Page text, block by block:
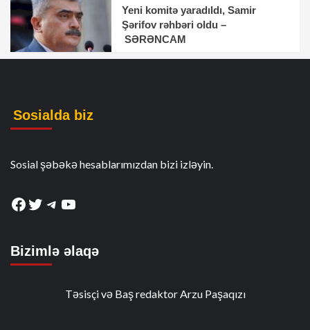
Yeni komitə yaradıldı, Samir
Şərifov rəhbəri oldu –
SƏRƏNCAM
Sosialda biz
Sosial şəbəkə hesablarımızdan bizi izləyin.
Facebook
Twitter
Telegram
YouTube
Bizimlə əlaqə
Təsisçi və Baş redaktor Arzu Paşaqızı